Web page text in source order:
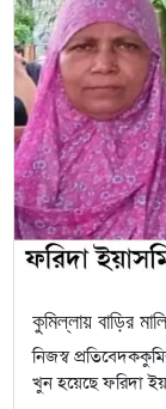
কুমিল্লায় বাড়ির
নিজস্ব
খুন হয়েছে ফরিদা